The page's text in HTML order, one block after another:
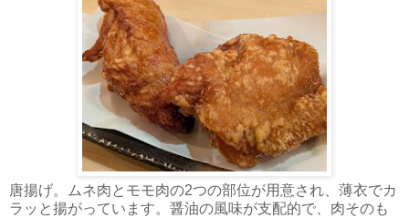
唐揚げ。ムネ肉とモモ肉の2つの部位が用意され、薄衣でカ
ラッと揚がっています。醤油の風味が支配的で、肉そのも